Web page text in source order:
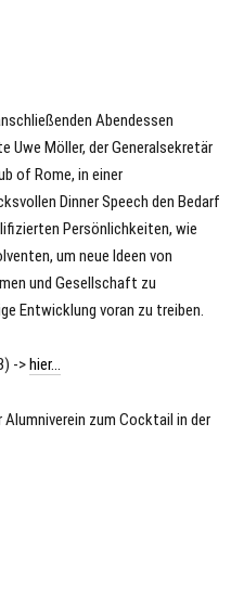
Abendessen
Uwe Möller, der Generalsekretär
of Rome, in einer
Dinner Speech den Bedarf
Persönlichkeiten, wie
um neue Ideen von
und Gesellschaft zu
Entwicklung voran zu treiben.
-> hier…
zum Cocktail in der